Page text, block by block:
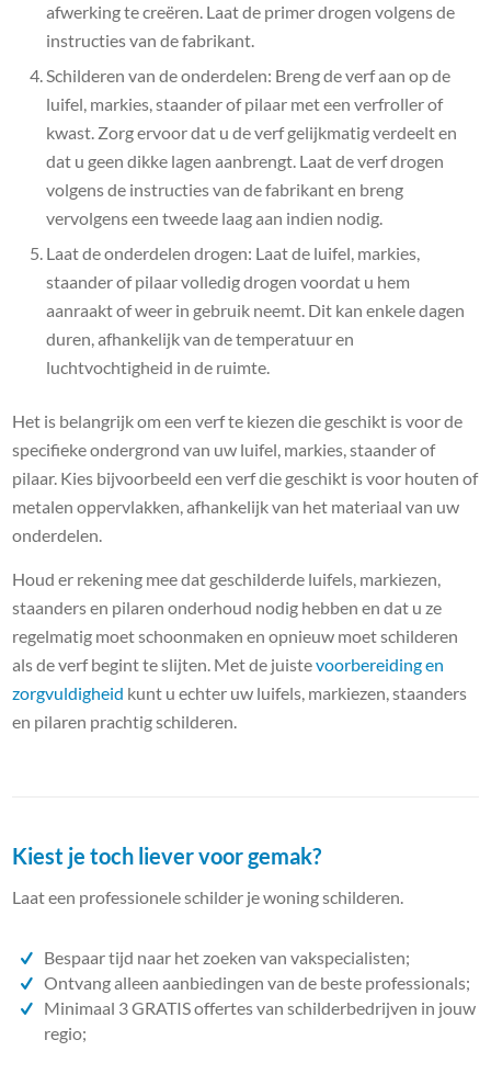
afwerking te creëren. Laat de primer drogen volgens de
instructies van de fabrikant.
Schilderen van de onderdelen: Breng de verf aan op de
luifel, markies, staander of pilaar met een verfroller of
kwast. Zorg ervoor dat u de verf gelijkmatig verdeelt en
dat u geen dikke lagen aanbrengt. Laat de verf drogen
volgens de instructies van de fabrikant en breng
vervolgens een tweede laag aan indien nodig.
Laat de onderdelen drogen: Laat de luifel, markies,
staander of pilaar volledig drogen voordat u hem
aanraakt of weer in gebruik neemt. Dit kan enkele dagen
duren, afhankelijk van de temperatuur en
luchtvochtigheid in de ruimte.
Het is belangrijk om een verf te kiezen die geschikt is voor de
specifieke ondergrond van uw luifel, markies, staander of
pilaar. Kies bijvoorbeeld een verf die geschikt is voor houten of
metalen oppervlakken, afhankelijk van het materiaal van uw
onderdelen.
Houd er rekening mee dat geschilderde luifels, markiezen,
staanders en pilaren onderhoud nodig hebben en dat u ze
regelmatig moet schoonmaken en opnieuw moet schilderen
als de verf begint te slijten. Met de juistevoorbereiding en
zorgvuldigheid kunt u echter uw luifels, markiezen, staanders
en pilaren prachtig schilderen.
Kiest je toch liever voor gemak?
Laat een professionele schilder je woning schilderen.
Bespaar tijd naar het zoeken van vakspecialisten;
Ontvang alleen aanbiedingen van de beste professionals;
Minimaal 3 GRATIS offertes van schilderbedrijven in jouw
regio;